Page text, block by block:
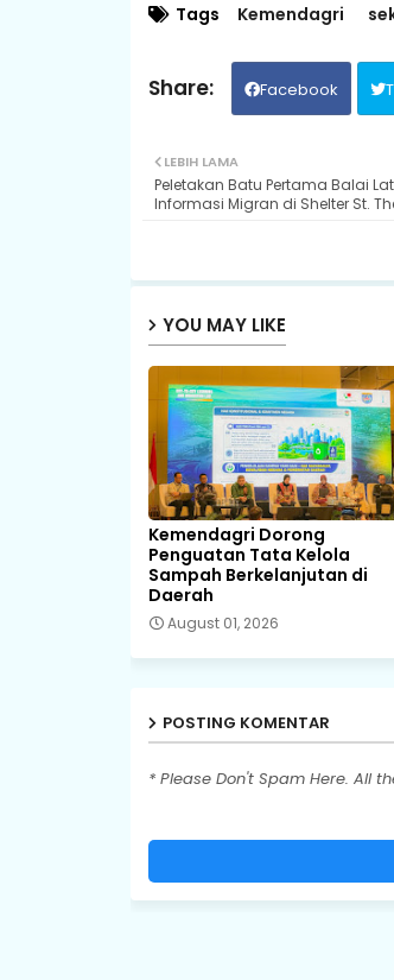
Tags Kemendagri
Facebook
LEBIH LAMA
Peletakan Batu Pertama Balai
Informasi Migran di Shelter St.
YOU MAY LIKE
Kemendagri Dorong
Penguatan Tata Kelola
Sampah Berkelanjutan di
Daerah
August 01, 2026
POSTING KOMENTAR
* Please Don't Spam Here. All